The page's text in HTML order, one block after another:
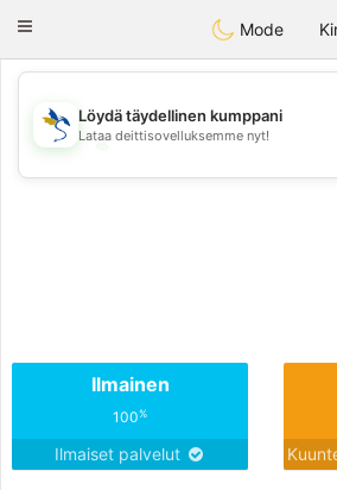
Toggle
Mode
💖
Löydä täydellinen kumppani
Lataa deittisovelluksemme nyt!
Ilmainen
100%
Ilmaiset palvelut